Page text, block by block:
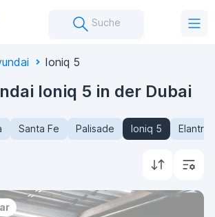
Suche
Ioniq 5
Ioniq 5 in der Dubai
Santa Fe Palisade Ioniq 5 Elantra